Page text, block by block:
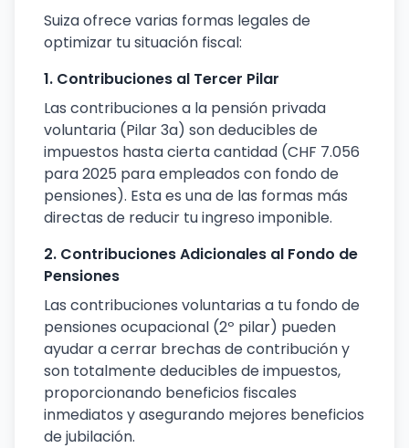
Suiza ofrece varias formas legales de
optimizar tu situación fiscal:
1. Contribuciones al Tercer Pilar
Las contribuciones a la pensión privada
voluntaria (Pilar 3a) son deducibles de
impuestos hasta cierta cantidad (CHF 7.056
para 2025 para empleados con fondo de
pensiones). Esta es una de las formas más
directas de reducir tu ingreso imponible.
2. Contribuciones Adicionales al Fondo de
Pensiones
Las contribuciones voluntarias a tu fondo de
pensiones ocupacional (2º pilar) pueden
ayudar a cerrar brechas de contribución y
son totalmente deducibles de impuestos,
proporcionando beneficios fiscales
inmediatos y asegurando mejores beneficios
de jubilación.